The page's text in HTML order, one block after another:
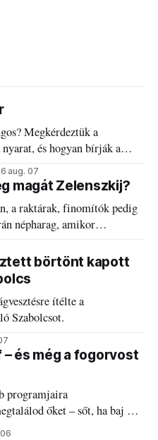
Megkérdeztük a
és hogyan bírják a
aug. 07
magát Zelenszkij?
a raktárak, finomítók pedig
népharag, amikor
börtönt kapott
ítélte a
Szabolcsot.
és még a fogorvost
programjaira
őket – sőt, ha baj van